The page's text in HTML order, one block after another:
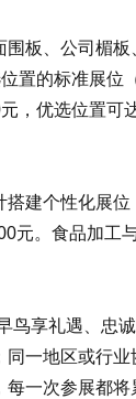
板、公司楣
置的标准展
，优选位置
建个性化展
元。食品加工
鸟享礼遇、忠
一地区或行
一次参展都